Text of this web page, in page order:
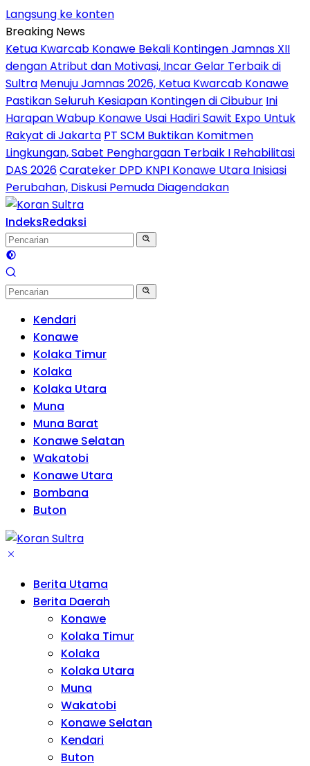
Langsung ke konten
Breaking News
Ketua Kwarcab Konawe Bekali Kontingen Jamnas XII
dengan Atribut dan Motivasi, Incar Gelar Terbaik di
Sultra Menuju Jamnas 2026, Ketua Kwarcab Konawe
Pastikan Seluruh Kesiapan Kontingen di Cibubur Ini
Harapan Wabup Konawe Usai Hadiri Sawit Expo Untuk
Rakyat di Jakarta PT SCM Buktikan Komitmen
Lingkungan, Sabet Penghargaan Terbaik I Rehabilitasi
DAS 2026Carateker DPD KNPI Konawe Utara Inisiasi
Perubahan, Diskusi Pemuda Diagendakan
IndeksRedaksi
Kendari
Konawe
Kolaka Timur
Kolaka
Kolaka Utara
Muna
Muna Barat
Konawe Selatan
Wakatobi
Konawe Utara
Bombana
Buton
Berita Utama
Berita Daerah
Konawe
Kolaka Timur
Kolaka
Kolaka Utara
Muna
Wakatobi
Konawe Selatan
Kendari
Buton